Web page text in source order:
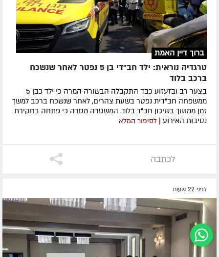
ברוך דיין האמת
טרגדיה נוראית: ילד חב"די בן 5 נפטר לאחר שנשכח
ברכב בלוד
בצער רב ובזעזוע כבד התקבלה הבשורה המרה כי ילד כבן 5
ממשפחה חב"דית נפטר בשעת צהרים, לאחר שנשכח ברכב למשך
זמן ממושך בשיכון חב"ד בלוד. המשטרה מסרה כי פתחה בחקירת
נסיבות האירוע
| לסיפור המלא
לכתבה
לפני 22 שעות